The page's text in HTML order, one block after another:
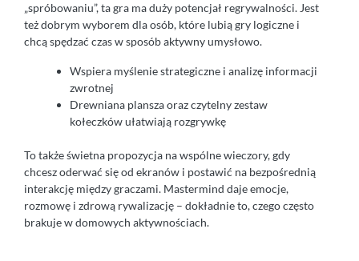
„spróbowaniu”, ta gra ma duży potencjał regrywalności. Jest
też dobrym wyborem dla osób, które lubią gry logiczne i
chcą spędzać czas w sposób aktywny umysłowo.
Wspiera myślenie strategiczne i analizę informacji
zwrotnej
Drewniana plansza oraz czytelny zestaw
kołeczków ułatwiają rozgrywkę
To także świetna propozycja na wspólne wieczory, gdy
chcesz oderwać się od ekranów i postawić na bezpośrednią
interakcję między graczami. Mastermind daje emocje,
rozmowę i zdrową rywalizację – dokładnie to, czego często
brakuje w domowych aktywnościach.